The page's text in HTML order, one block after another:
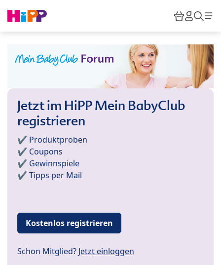
HiPP
Jetzt im HiPP Mein BabyClub
registrieren
✔️ Produktproben
✔️ Coupons
✔️ Gewinnspiele
✔️ Tipps per Mail
Kostenlos registrieren
Schon Mitglied? Jetzt einloggen